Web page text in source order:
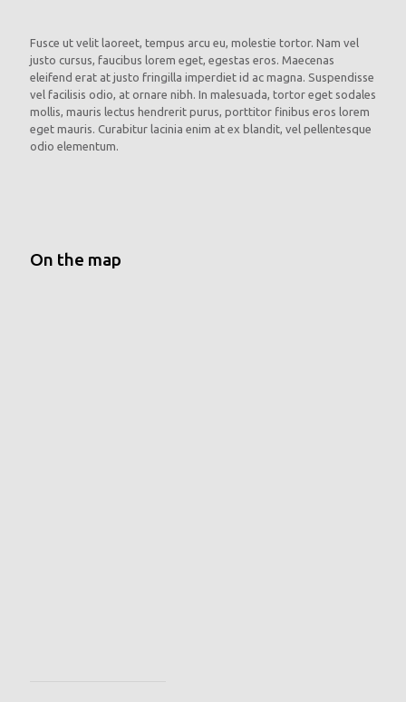
Fusce ut velit laoreet, tempus arcu eu, molestie tortor. Nam vel
justo cursus, faucibus lorem eget, egestas eros. Maecenas
eleifend erat at justo fringilla imperdiet id ac magna. Suspendisse
vel facilisis odio, at ornare nibh. In malesuada, tortor eget sodales
mollis, mauris lectus hendrerit purus, porttitor finibus eros lorem
eget mauris. Curabitur lacinia enim at ex blandit, vel pellentesque
odio elementum.
On the map